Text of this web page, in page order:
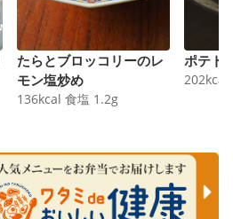
たらとブロッコリーのレ
モン塩炒め
136kcal 食塩 1.2g
ポテト
202kcal